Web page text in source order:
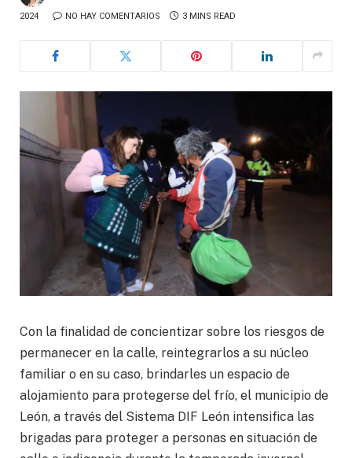
2024 NO HAY COMENTARIOS 3 MINS READ
Con la finalidad de concientizar sobre los riesgos de
permanecer en la calle, reintegrarlos a su núcleo
familiar o en su caso, brindarles un espacio de
alojamiento para protegerse del frío, el municipio de
León, a través del Sistema DIF León intensifica las
brigadas para proteger a personas en situación de